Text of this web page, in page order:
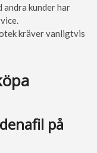
andra kunder har
kräver vanligtvis
på